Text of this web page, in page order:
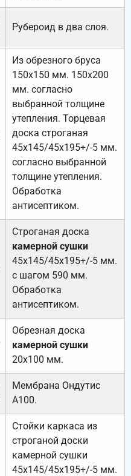
Рубероид в два слоя.
Из обрезного бруса
150х150 мм. 150х200
мм. согласно
выбранной толщине
утепления. Торцевая
доска строганая
45х145/45х195+/-5 мм.
согласно выбранной
толщине утепления.
Обработка
антисептиком.
Строганая доска
камерной сушки
45х145/45х195+/-5 мм.
с шагом 590 мм.
Обработка
антисептиком.
Обрезная доска
камерной сушки
20х100 мм.
Мембрана Ондутис
А100.
Стойки каркаса из
строганой доски
камерной сушки
45х145/45х195+/-5 мм.